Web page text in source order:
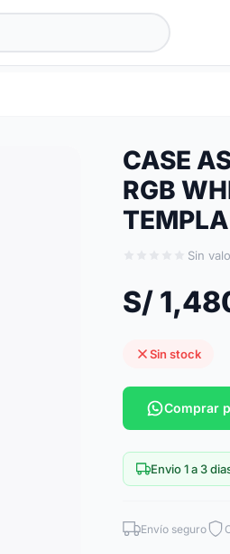
CASE
RGB
Sin
S/
Sin stock
Comprar
Envio 1 a 3
Envío seguro